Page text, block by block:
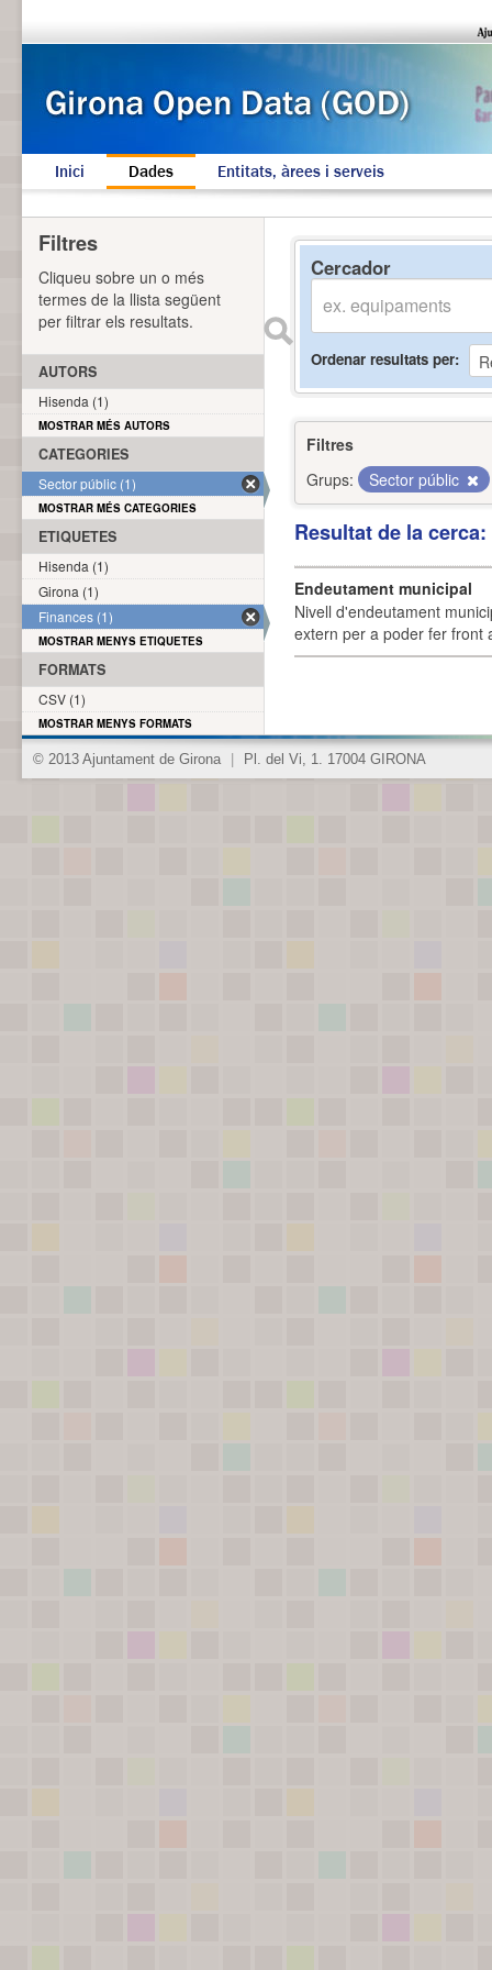
Inici Dades Entitats, àrees i serveis
Cercador
Ordenar resultats per
Filtres
Grups:
Sector públic
Resultat de la
Endeutament municipal
Nivell d'endeutament
extern per a poder fer front
Filtres
Cliqueu sobre un o més
termes de la llista següent
per filtrar els resultats.
AUTORS
Hisenda (1)
MOSTRAR MÉS AUTORS
CATEGORIES
Sector públic (1)
MOSTRAR MÉS CATEGORIES
ETIQUETES
Hisenda (1)
Girona (1)
Finances (1)
MOSTRAR MENYS ETIQUETES
FORMATS
CSV (1)
MOSTRAR MENYS FORMATS
© 2013 Ajuntament de Girona Pl. del Vi, 1. 17004 GIRONA